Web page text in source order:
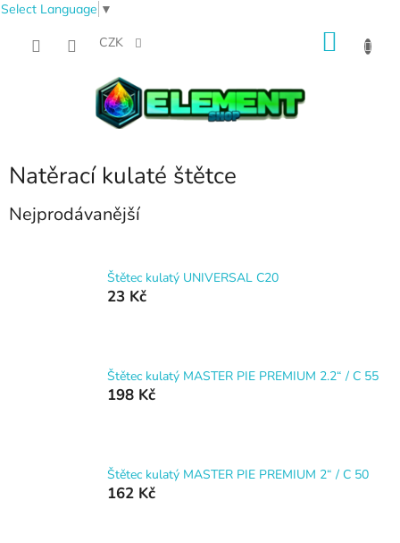
Select Language ▼
CZK
Natěrací kulaté štětce
Nejprodávanější
Štětec kulatý UNIVERSAL C20
23 Kč
Štětec kulatý MASTER PIE PREMIUM 2.2“ / C 55
198 Kč
Štětec kulatý MASTER PIE PREMIUM 2“ / C 50
162 Kč